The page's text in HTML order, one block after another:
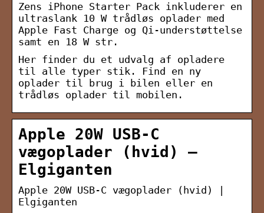
Zens iPhone Starter Pack inkluderer en
ultraslank 10 W trådløs oplader med
Apple Fast Charge og Qi-understøttelse
samt en 18 W str.
Her finder du et udvalg af opladere
til alle typer stik. Find en ny
oplader til brug i bilen eller en
trådløs oplader til mobilen.
Apple 20W USB-C
vægoplader (hvid) –
Elgiganten
Apple 20W USB-C vægoplader (hvid) |
Elgiganten